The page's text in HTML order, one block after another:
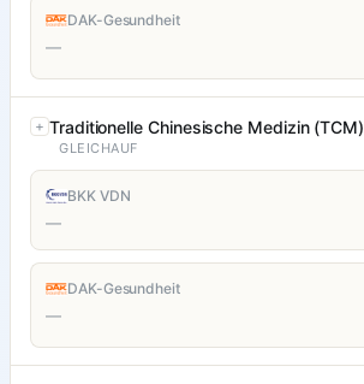
DAK-Gesundheit
—
Traditionelle Chinesische Medizin (TCM)
GLEICHAUF
BKK VDN
—
DAK-Gesundheit
—